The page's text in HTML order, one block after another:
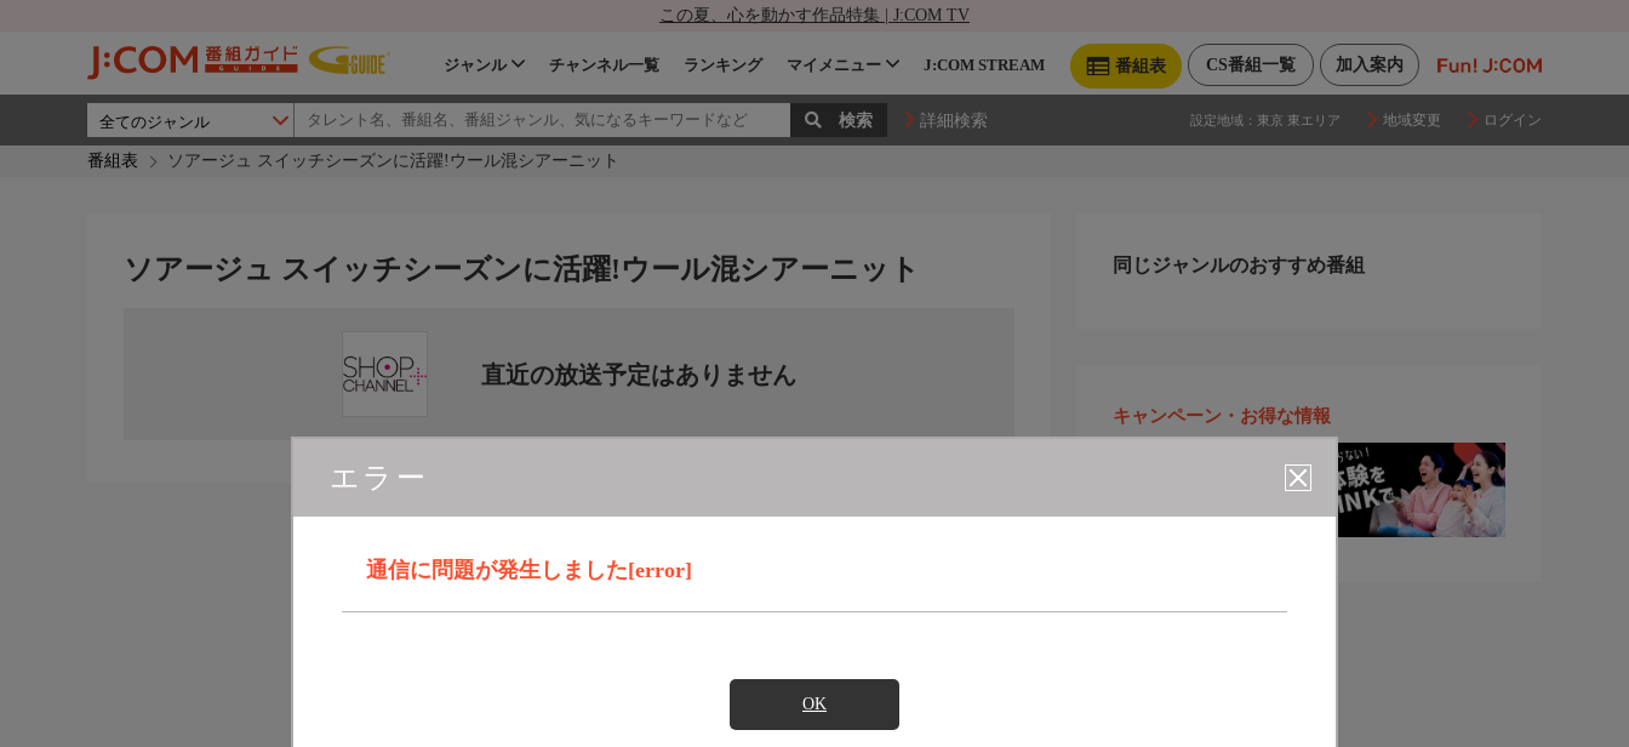
この夏、心を動かす作品特集 | J:COM TV
加入案内
CS番組一覧
番組表
ジャンル チャンネル一覧 ランキング マイメニュー J:COM STREAM
詳細検索 設定地域： 東京 東エリア 地域変更 ログイン
番組表 ソアージュ スイッチシーズンに活躍!ウール混シアーニット
エラー
通信に問題が発生しました[error]
OK
ソアージュ スイッチシーズンに活躍!ウール混シアーニット
直近の放送予定はありません
同じジャンルのおすすめ番組
キャンペーン・お得な情報